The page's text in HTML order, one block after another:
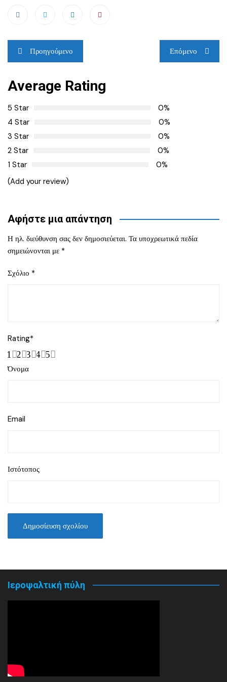
Πλοήγηση
άρθρων
Προηγούμενο Επόμενο
Average Rating
5 Star
0%
4 Star
0%
3 Star
0%
2 Star
0%
1 Star
0%
(Add your review)
Αφήστε μια απάντηση
Η ηλ. διεύθυνση σας δεν δημοσιεύεται. Τα υποχρεωτικά πεδία
σημειώνονται με *
Σχόλιο *
Rating*
5
4
3
2
1
Όνομα
Email
Ιστότοπος
Ιεροψαλτική πύλη